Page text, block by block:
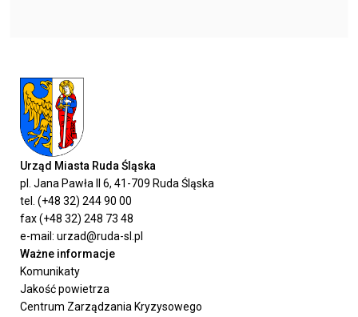
Urząd Miasta Ruda Śląska
pl. Jana Pawła II 6, 41-709 Ruda Śląska
tel. (+48 32) 244 90 00
fax (+48 32) 248 73 48
e-mail: urzad@ruda-sl.pl
Ważne informacje
Komunikaty
Jakość powietrza
Centrum Zarządzania Kryzysowego